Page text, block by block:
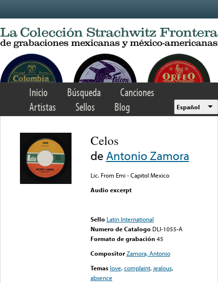
Inicio Búsqueda
Canciones
Artistas
Sellos Blog Español
Celos
de Antonio Zamora
Lic. From Emi - Capitol Mexico
Audio excerpt
Sello Latin International
Numero de Catalogo DLI-1055-A
Formato de grabación 45
Compositor Zamora, Antonio
Temas love,complaint, jealous,
absence